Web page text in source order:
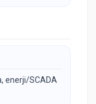
enerji/SCADA